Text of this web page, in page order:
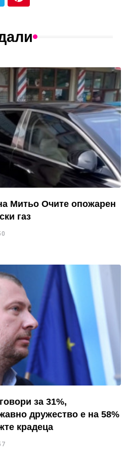
Митьо Очите опожарен
газ
за 31%,
дружество е на 58%
крадеца